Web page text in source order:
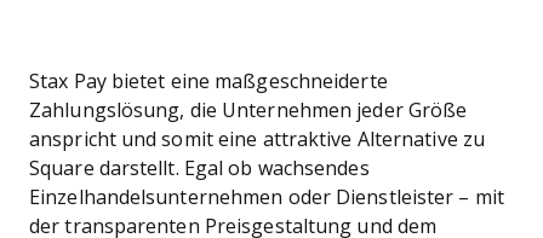
Stax Pay bietet eine maßgeschneiderte
Zahlungslösung, die Unternehmen jeder Größe
anspricht und somit eine attraktive Alternative zu
Square darstellt. Egal ob wachsendes
Einzelhandelsunternehmen oder Dienstleister – mit
der transparenten Preisgestaltung und dem